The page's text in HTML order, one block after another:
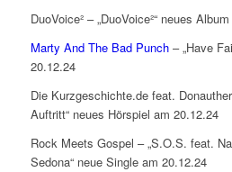
DuoVoice² – „DuoVoice²“ neues
Marty And The Bad Punch– „Have
20.12.24
Die Kurzgeschichte.de feat.
Auftritt“ neues Hörspiel am 20.12.24
Rock Meets Gospel – „S.O.S. feat.
Sedona“ neue Single am 20.12.24